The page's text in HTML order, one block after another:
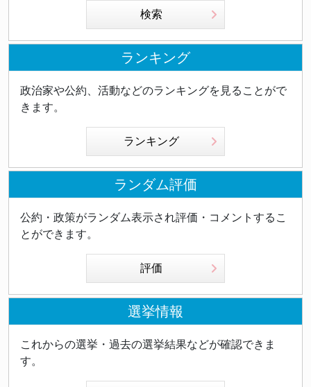
検索
ランキング
政治家や公約、活動などのランキングを見ることがで
きます。
ランキング
ランダム評価
公約・政策がランダム表示され評価・コメントするこ
とができます。
評価
選挙情報
これからの選挙・過去の選挙結果などが確認できま
す。